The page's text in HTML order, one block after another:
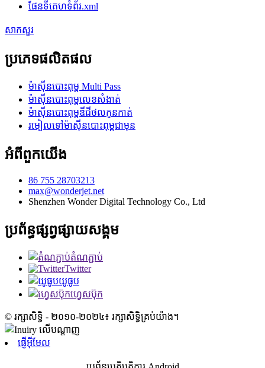
ផែនទីគេហទំព័រ.xml
សាកសួរ
ប្រភេទផលិតផល
ម៉ាស៊ីនបោះពុម្ព Multi Pass
ម៉ាស៊ីនបោះពុម្ពលេខសំងាត់
ម៉ាស៊ីនបោះពុម្ពឌីជីថលកូនកាត់
រមៀលទៅម៉ាស៊ីនបោះពុម្ពជាមុន
អំពីពួកយើង
86 755 28703213
max@wonderjet.net
Shenzhen Wonder Digital Technology Co., Ltd
ប្រព័ន្ធផ្សព្វផ្សាយសង្គម
តំណភ្ជាប់
Twitter
យូធូប
ហ្វេសប៊ុក
© រក្សាសិទ្ធិ - ២០១០-២០២៤៖ រក្សាសិទ្ធិគ្រប់យ៉ាង។
ផ្ញើអ៊ីមែល